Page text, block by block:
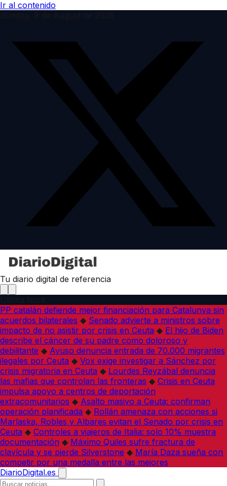
Ir al contenido
Tu diario digital de referencia
PP catalán defiende mejor financiación para Catalunya sin
acuerdos bilaterales ◆ Senado advierte a ministros sobre
impacto de no asistir por crisis en Ceuta ◆ El hijo de Biden
describe el cáncer de su padre como doloroso y
debilitante ◆ Ayuso denuncia entrada de 70.000 migrantes
ilegales por Ceuta ◆ Vox exige investigar a Sánchez por
crisis migratoria en Ceuta ◆ Lourdes Reyzábal denuncia
las mafias que controlan las fronteras ◆ Crisis en Ceuta
impulsa apoyo a centros de deportación
extracomunitarios ◆ Asalto masivo a Ceuta: confirman
operación planificada ◆ Rollán amenaza con acciones si
Marlaska, Robles y Albares evitan el Senado por crisis en
Ceuta ◆ Controles a viajeros de Italia: solo 10% muestra
documentación ◆ Máximo Quiles sufre fractura de
clavícula y se pierde Silverstone ◆ María Daza sueña con
competir por una medalla entre las mejores
DiarioDigital.es